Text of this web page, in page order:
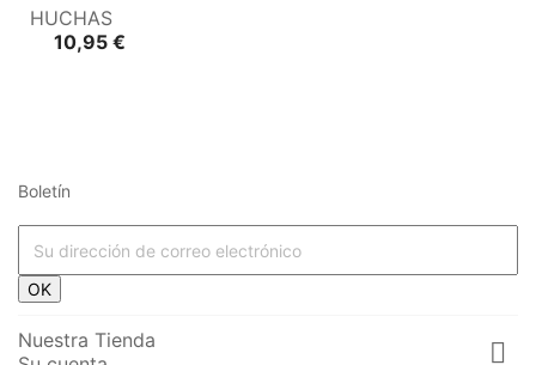
HUCHAS
10,95 €Precio
Boletín
OK
Nuestra Tienda 